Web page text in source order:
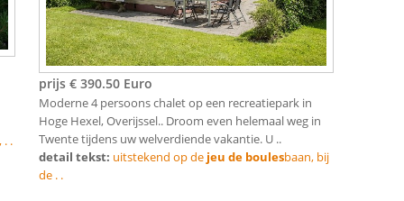
. .
prijs € 390.50 Euro
Moderne 4 persoons chalet op een recreatiepark in
Hoge Hexel, Overijssel.. Droom even helemaal weg in
Twente tijdens uw welverdiende vakantie. U ..
detail tekst: uitstekend op de jeu de boulesbaan, bij
de . .